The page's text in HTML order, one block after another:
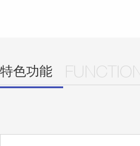
特色功能 FUNCTION